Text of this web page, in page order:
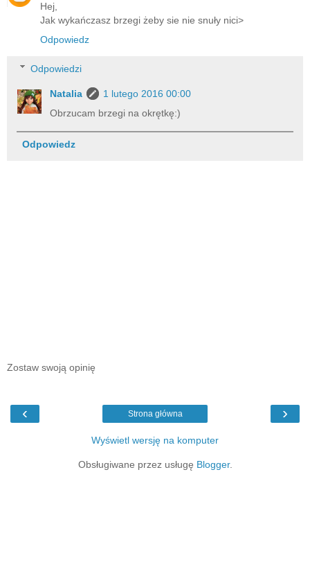
Hej,
Jak wykańczasz brzegi żeby sie nie snuły nici>
Odpowiedz
Odpowiedzi
Natalia
1 lutego 2016 00:00
Obrzucam brzegi na okrętkę:)
Odpowiedz
Zostaw swoją opinię
‹ ›
Strona główna
Wyświetl wersję na komputer
Obsługiwane przez usługę Blogger.